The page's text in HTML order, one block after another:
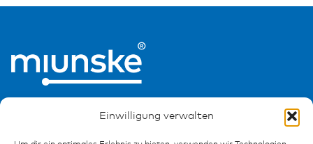
Einwilligung verwalten